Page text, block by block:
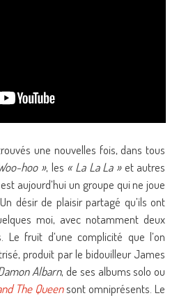
une nouvelles fois, dans tous
hoo », les « La La La »et autres
aujourd’hui un groupe qui ne joue
désir de plaisir partagé qu’ils ont
moi, avec notamment deux
Le fruit d’une complicité que l’on
produit par le bidouilleur James
Albarn, de ses albums solo ou
The Queensont omniprésents. Le